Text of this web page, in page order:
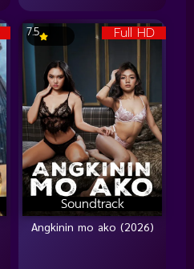
Full HD
Soundtrack
7.5
Angkinin mo ako (2026)